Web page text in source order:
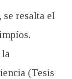
se resalta el
(Tesis